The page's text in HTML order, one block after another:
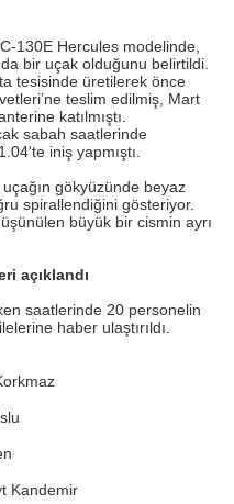
130E Hercules modelinde,
bir uçak olduğunu belirtildi.
tesisinde üretilerek önce
teslim edilmiş, Mart
katılmıştı.
sabah saatlerinde
iniş yapmıştı.
gökyüzünde beyaz
spirallendiğini gösteriyor.
büyük bir cismin ayrı
açıklandı
saatlerinde 20 personelin
haber ulaştırıldı.
Kandemir